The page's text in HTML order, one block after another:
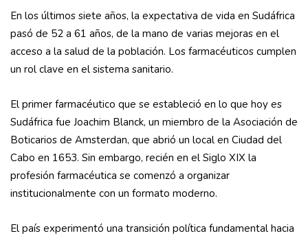
En los últimos siete años, la expectativa de vida en Sudáfrica
pasó de 52 a 61 años, de la mano de varias mejoras en el
acceso a la salud de la población. Los farmacéuticos cumplen
un rol clave en el sistema sanitario.
El primer farmacéutico que se estableció en lo que hoy es
Sudáfrica fue Joachim Blanck, un miembro de la Asociación de
Boticarios de Amsterdan, que abrió un local en Ciudad del
Cabo en 1653. Sin embargo, recién en el Siglo XIX la
profesión farmacéutica se comenzó a organizar
institucionalmente con un formato moderno.
El país experimentó una transición política fundamental hacia